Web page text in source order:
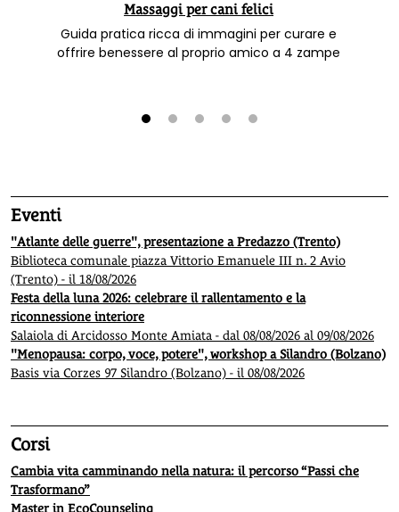
Massaggi per cani felici
Guida pratica ricca di immagini per curare e
offrire benessere al proprio amico a 4 zampe
Eventi
"Atlante delle guerre", presentazione a Predazzo (Trento)
Biblioteca comunale piazza Vittorio Emanuele III n. 2 Avio
(Trento) - il 18/08/2026
Festa della luna 2026: celebrare il rallentamento e la
riconnessione interiore
Salaiola di Arcidosso Monte Amiata - dal 08/08/2026 al 09/08/2026
"Menopausa: corpo, voce, potere", workshop a Silandro (Bolzano)
Basis via Corzes 97 Silandro (Bolzano) - il 08/08/2026
Corsi
Cambia vita camminando nella natura: il percorso “Passi che
Trasformano”
Master in EcoCounseling